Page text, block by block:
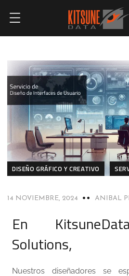
DISEÑO GRÁFICO Y CREATIVO
14 NOVIEMBRE, 2024 ANIBAL
En
Solutions,
Nuestros diseñadores se